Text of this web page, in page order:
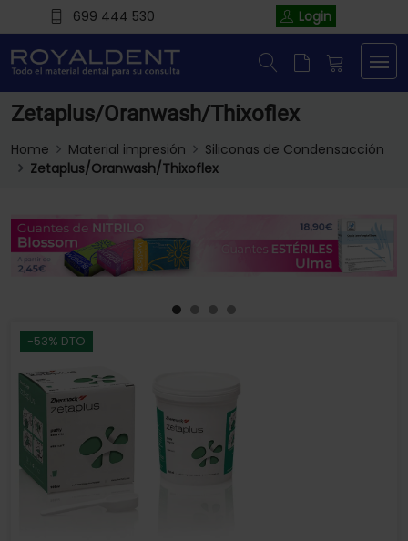
699 444 530 Login
Zetaplus/Oranwash/Thixoflex
Home Material impresión
Siliconas de Condensacción
Zetaplus/Oranwash/Thixoflex
-53% DTO